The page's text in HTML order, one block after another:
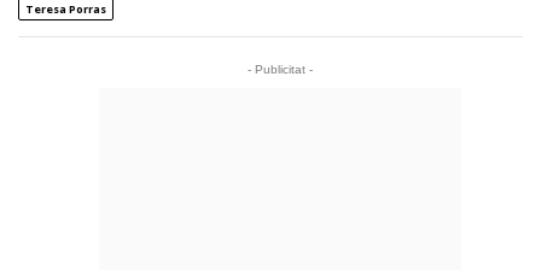
Teresa Porras
- Publicitat -